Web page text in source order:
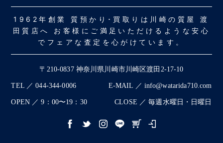
1962年創業 質預かり･買取りは川崎の質屋 渡
田質店へ お客様にご満足いただけるような安心
でフェアな査定を心がけています。
〒210-0837 神奈川県川崎市川崎区渡田2-17-10
TEL ／ 044-344-0006 E-MAIL ／ info@watarida710.com
OPEN ／ 9：00〜19：30 CLOSE ／ 毎週水曜日・日曜日